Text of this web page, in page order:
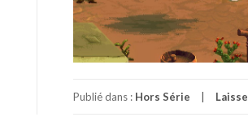
Publié dans : Hors Série